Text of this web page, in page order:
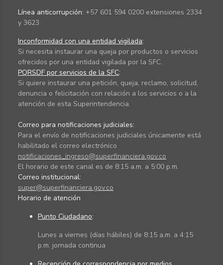
Línea anticorrupción: +57 601 594 0200 extensiones 2334
y 3623
Inconformidad con una entidad vigilada:
Si necesita instaurar una queja por productos o servicios
ofrecidos por una entidad vigilada por la SFC.
PQRSDF por servicios de la SFC:
Si quiere instaurar una petición, queja, reclamo, solicitud,
denuncia o felicitación con relación a los servicios o a la
atención de esta Superintendencia.
Correo para notificaciones judiciales:
Para el envío de notificaciones judiciales únicamente está
habilitado el correo electrónico
notificaciones_ingreso@superfinanciera.gov.co
El horario de este canal es de 8:15 a.m. a 5:00 p.m.
Correo institucional:
super@superfinanciera.gov.co
Horario de atención
Punto Ciudadano:
Lunes a viernes (días hábiles) de 8:15 a.m. a 4:15
p.m. jornada continua